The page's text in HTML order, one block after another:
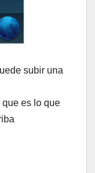
subir una
es lo que